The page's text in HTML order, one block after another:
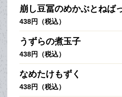
崩し豆冨のめかぶとねば
438円（税込）
うずらの煮玉子
438円（税込）
なめたけもずく
438円（税込）